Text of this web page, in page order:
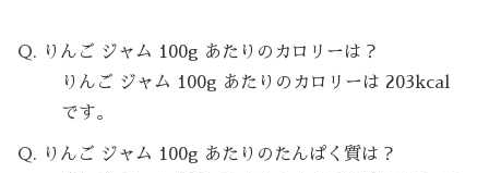
Q. りんご ジャム 100g あたりのカロリーは？
りんご ジャム 100g あたりのカロリーは 203kcal
です。
Q. りんご ジャム 100g あたりのたんぱく質は？